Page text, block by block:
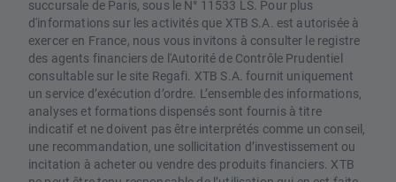
succursale de Paris, sous le N° 11533 LS. Pour plus
d'informations sur les activités que XTB S.A. est autorisée à
exercer en France, nous vous invitons à consulter le registre
des agents financiers de l'Autorité de Contrôle Prudentiel
consultable sur le site Regafi. XTB S.A. fournit uniquement
un service d’exécution d’ordre. L’ensemble des informations,
analyses et formations dispensés sont fournis à titre
indicatif et ne doivent pas être interprétés comme un conseil,
une recommandation, une sollicitation d’investissement ou
incitation à acheter ou vendre des produits financiers. XTB